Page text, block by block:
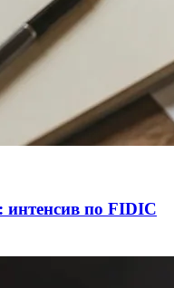
интенсив по FIDIC